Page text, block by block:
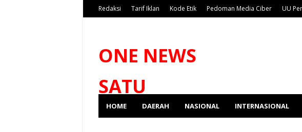
Redaksi Tarif Iklan Kode Etik Pedoman Media Ciber UU
ONE NEWS
SATU
HOME DAERAH NASIONAL INTERNASIONAL